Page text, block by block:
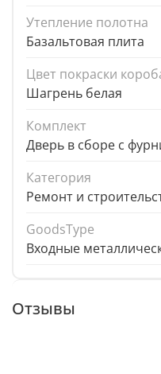
Утепление полотна
Базальтовая плита
Цвет покраски
Шагрень белая
Комплект
Дверь в сборе с
Категория
Ремонт и
GoodsType
Входные
Отзывы